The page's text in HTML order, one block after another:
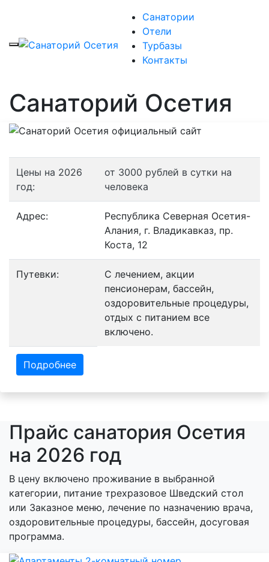
Санатории
Отели
Турбазы
Контакты
Санаторий Осетия
Цены на 2026
год:
от 3000 рублей в сутки на
человека
Адрес:
Республика Северная Осетия-
Алания, г. Владикавказ, пр.
Коста, 12
Путевки:
С лечением, акции
пенсионерам, бассейн,
оздоровительные процедуры,
отдых с питанием все
включено.
Подробнее
Прайс санатория Осетия
на 2026 год
В цену включено проживание в выбранной
категории, питание трехразовое Шведский стол
или Заказное меню, лечение по назначению врача,
оздоровительные процедуры, бассейн, досуговая
программа.